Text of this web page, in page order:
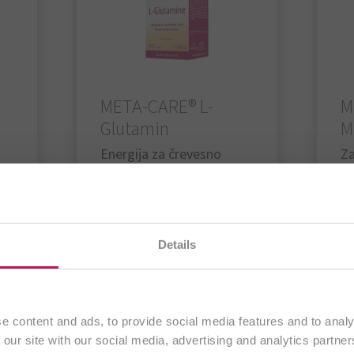
Details
content and ads, to provide social media features and to
site with our social media, advertising and analytics
META-CARE® L-
Glutamin
Energija za črevesno
na našem slovenskem spletnem mestu
. Vsa vsebina
izključno strankam izSlovenije.